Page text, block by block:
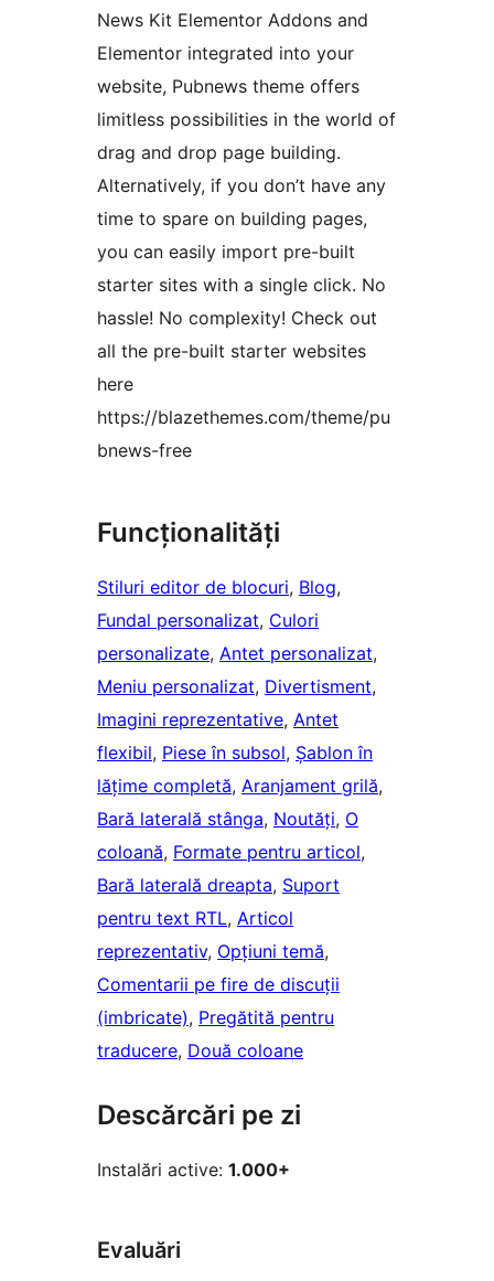
News Kit Elementor Addons and
Elementor integrated into your
website, Pubnews theme offers
limitless possibilities in the world of
drag and drop page building.
Alternatively, if you don’t have any
time to spare on building pages,
you can easily import pre-built
starter sites with a single click. No
hassle! No complexity! Check out
all the pre-built starter websites
here
https://blazethemes.com/theme/pu
bnews-free
Funcționalități
Stiluri editor de blocuri, Blog
Fundal personalizat, Culori
personalizate, Antet personalizat
Meniu personalizat, Divertisment
Imagini reprezentative, Antet
flexibil, Piese în subsol, Șablon în
lățime completă, Aranjament grilă
Bară laterală stânga, Noutăți, O
coloană, Formate pentru articol
Bară laterală dreapta, Suport
pentru text RTL, Articol
reprezentativ, Opțiuni temă
Comentarii pe fire de discuții
(imbricate), Pregătită pentru
traducere, Două coloane
Descărcări pe zi
Instalări active: 1.000+
Evaluări